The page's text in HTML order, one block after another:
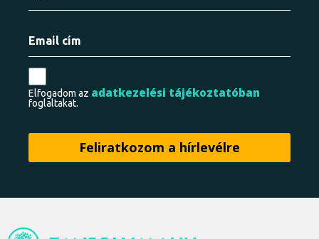
Elfogadom az adatkezelési tájékoztatóban
foglaltakat.